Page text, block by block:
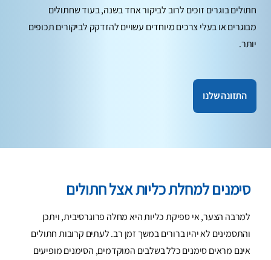
חתולים בוגרים זוכים לרוב לביקור אחד בשנה, בעוד שחתולים
מבוגרים או בעלי צרכים מיוחדים עשויים להזדקק לביקורים תכופים
יותר.
התזונה שלנו
סימנים למחלת כליות אצל חתולים
למרבה הצער, אי ספיקת כליות היא מחלה פרוגרסיבית, ויתכן
והתסמינים לא יהיו ברורים במשך זמן רב. לעתים קרובות חתולים
אינם מראים סימנים כלל בשלבים המוקדמים, הסימנים מופיעים